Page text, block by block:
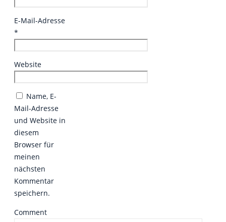
E-Mail-Adresse
*
Website
Name, E-
Mail-Adresse
und Website in
diesem
Browser für
meinen
nächsten
Kommentar
speichern.
Comment